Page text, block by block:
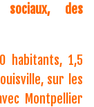
des
habitants, 1,5
sur les
Montpellier